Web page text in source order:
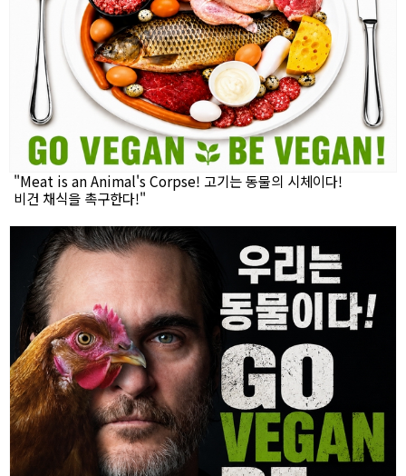
"Meat is an Animal's Corpse! 고기는 동물의 시체이다!
비건 채식을 촉구한다!"